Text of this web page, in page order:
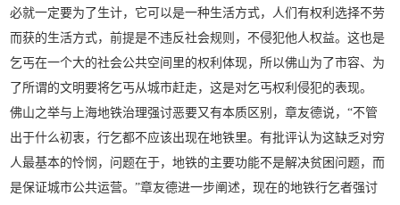
必就一定要为了生计，它可以是一种生活方式，人们有权利选择不劳
而获的生活方式，前提是不违反社会规则，不侵犯他人权益。这也是
乞丐在一个大的社会公共空间里的权利体现，所以佛山为了市容、为
了所谓的文明要将乞丐从城市赶走，这是对乞丐权利侵犯的表现。
佛山之举与上海地铁治理强讨恶要又有本质区别，章友德说，“不管
出于什么初衷，行乞都不应该出现在地铁里。有批评认为这缺乏对穷
人最基本的怜悯，问题在于，地铁的主要功能不是解决贫困问题，而
是保证城市公共运营。”章友德进一步阐述，现在的地铁行乞者强讨